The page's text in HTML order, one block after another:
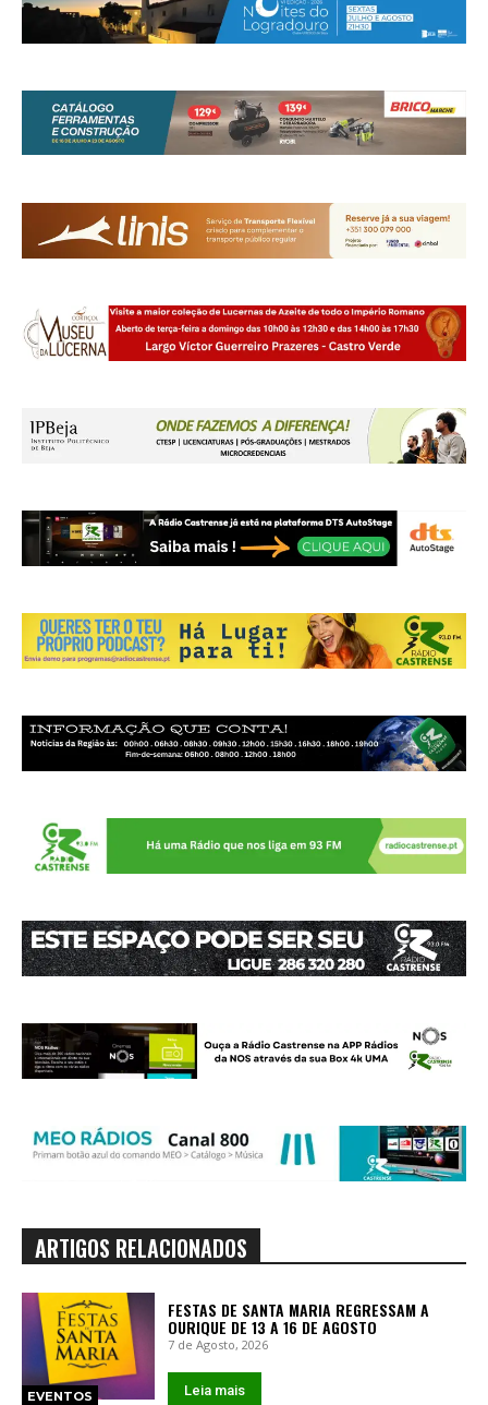
ARTIGOS RELACIONADOS
EVENTOS
FESTAS DE SANTA MARIA REGRESSAM A
OURIQUE DE 13 A 16 DE AGOSTO
7 de Agosto, 2026
Leia mais